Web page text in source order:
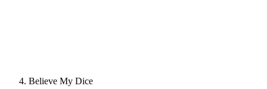
Believe My Dice